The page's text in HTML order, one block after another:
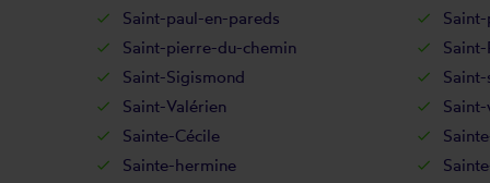
Saint-paul-en-pareds
Saint-pierre-du-chemin
Saint-Sigismond
Saint-Valérien
Sainte-Cécile
Sainte-hermine